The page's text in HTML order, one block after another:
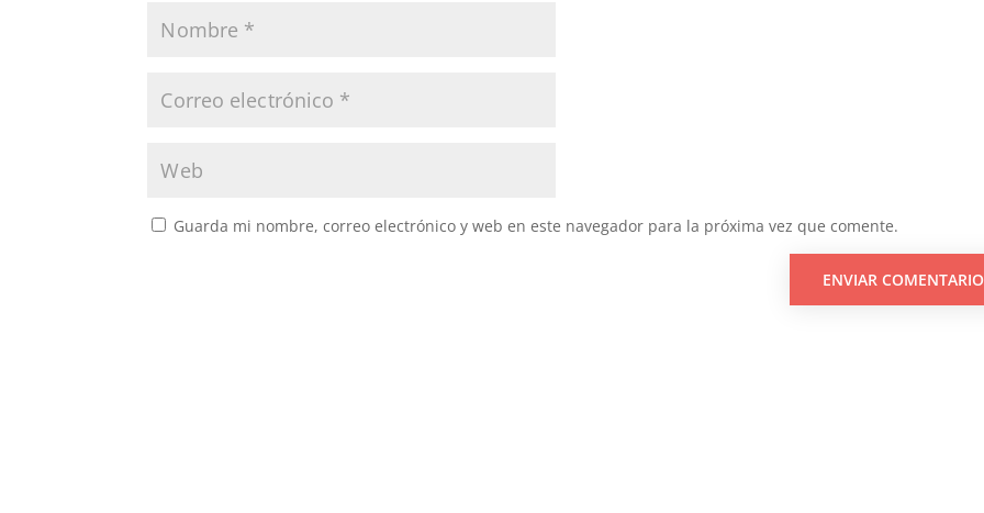
Guarda mi nombre, correo electrónico y web en este navegador para la próxima vez que comente.